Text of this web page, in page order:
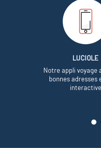
LUCIOLE
Notre appli voyage
bonnes adresses
interactive